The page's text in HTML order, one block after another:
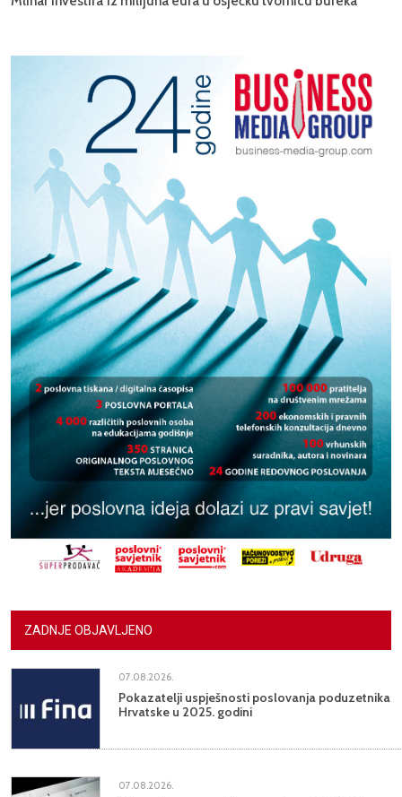
ZADNJE OBJAVLJENO
07.08.2026.
Pokazatelji uspješnosti poslovanja poduzetnika
Hrvatske u 2025. godini
07.08.2026.